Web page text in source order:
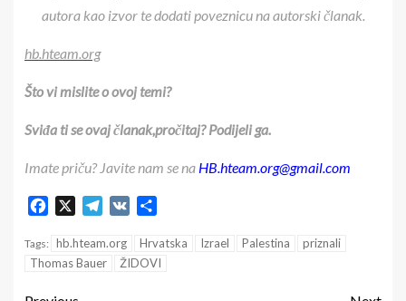
autora kao izvor te dodati poveznicu na autorski članak.
hb.hteam.org
Što vi mislite o ovoj temi?
Sviđa ti se ovaj članak,pročitaj? Podijeli ga.
Imate priču? Javite nam se na HB.hteam.org@gmail.com
Facebook Telegram
VK
Tags: hb.hteam.org Hrvatska Izrael Palestina
priznali
Thomas Bauer
ŽIDOVI